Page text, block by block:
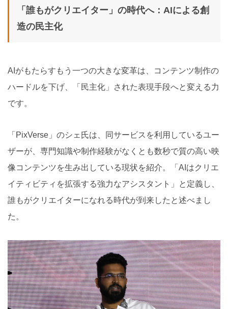
「誰もがクリエイター」の時代へ：AIによる創
造の民主化
AIがもたらすもう一つの大きな変革は、コンテンツ制作の
ハードルを下げ、「民主化」された表現手段へと変える力
です。
「PixVerse」のシェ氏は、同サービスを利用しているユー
ザーが、専門知識や制作経験がなくとも数秒で質の高い映
像コンテンツを生み出している現状を紹介。「AIはクリエ
イティビティを拡張する強力なアシスタント」と定義し、
誰もがクリエイターになれる時代が到来したと述べまし
た。